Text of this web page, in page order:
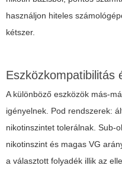
használjon hiteles
kétszer.
Eszközkompatibilitás
A különböző eszközök más-
igényelnek. Pod rendszerek:
nikotinszintet tolerálnak. Sub-
nikotinszint és magas VG
a választott folyadék illik az